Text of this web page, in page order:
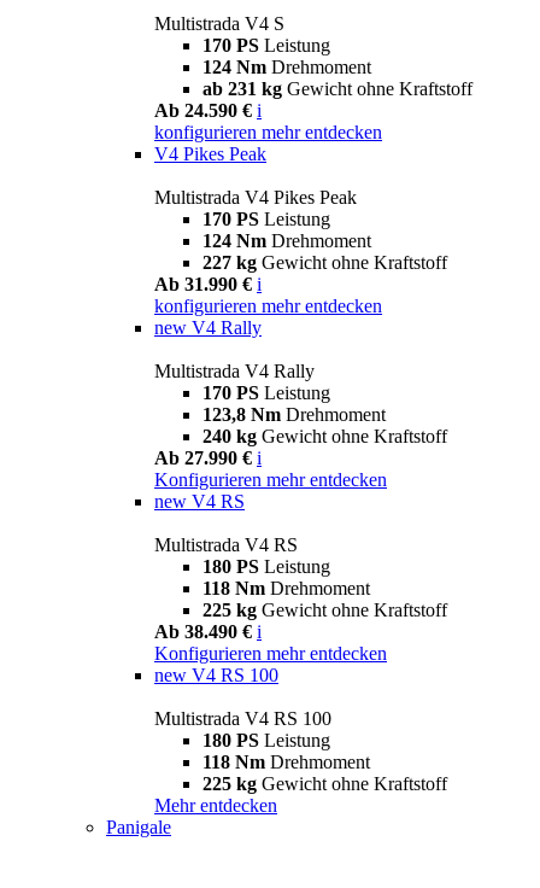
Multistrada V4 S
170 PS Leistung
124 Nm Drehmoment
ab 231 kg Gewicht ohne Kraftstoff
Ab 24.590 € i
konfigurieren mehr entdecken
V4 Pikes Peak
Multistrada V4 Pikes Peak
170 PS Leistung
124 Nm Drehmoment
227 kg Gewicht ohne Kraftstoff
Ab 31.990 € i
konfigurieren mehr entdecken
new V4 Rally
Multistrada V4 Rally
170 PS Leistung
123,8 Nm Drehmoment
240 kg Gewicht ohne Kraftstoff
Ab 27.990 € i
Konfigurieren mehr entdecken
new V4 RS
Multistrada V4 RS
180 PS Leistung
118 Nm Drehmoment
225 kg Gewicht ohne Kraftstoff
Ab 38.490 € i
Konfigurieren mehr entdecken
new V4 RS 100
Multistrada V4 RS 100
180 PS Leistung
118 Nm Drehmoment
225 kg Gewicht ohne Kraftstoff
Mehr entdecken
Panigale